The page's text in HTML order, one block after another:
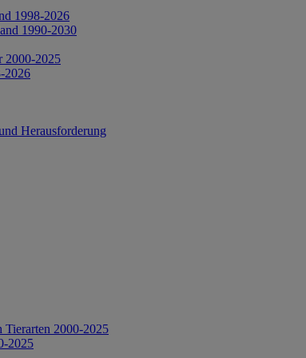
1998-2026
1990-2030
2000-2025
2026
Herausforderung
Tierarten 2000-2025
2025